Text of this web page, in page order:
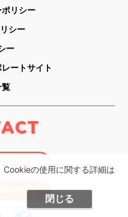
の使用に関する詳細は
閉じる
リシー
シー
ー
ートサイト
覧